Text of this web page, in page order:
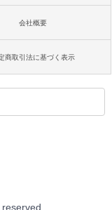
会社概要
商取引法に基づく表示